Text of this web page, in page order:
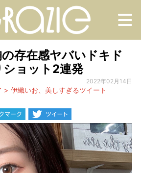
存在感ヤバいドキド
ョット2連発
2022年02月14日
伊織いお、美しすぎるツイート